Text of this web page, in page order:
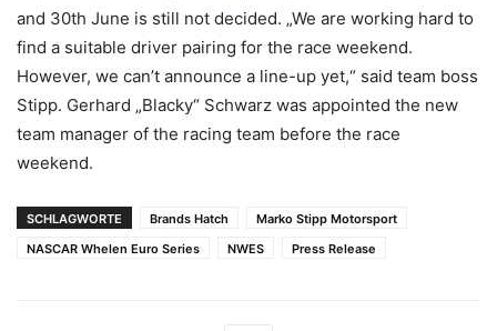
and 30th June is still not decided. „We are working hard to
find a suitable driver pairing for the race weekend.
However, we can’t announce a line-up yet,“ said team boss
Stipp. Gerhard „Blacky“ Schwarz was appointed the new
team manager of the racing team before the race
weekend.
SCHLAGWORTE Brands Hatch
Marko Stipp Motorsport
NASCAR Whelen Euro Series
NWES Press Release